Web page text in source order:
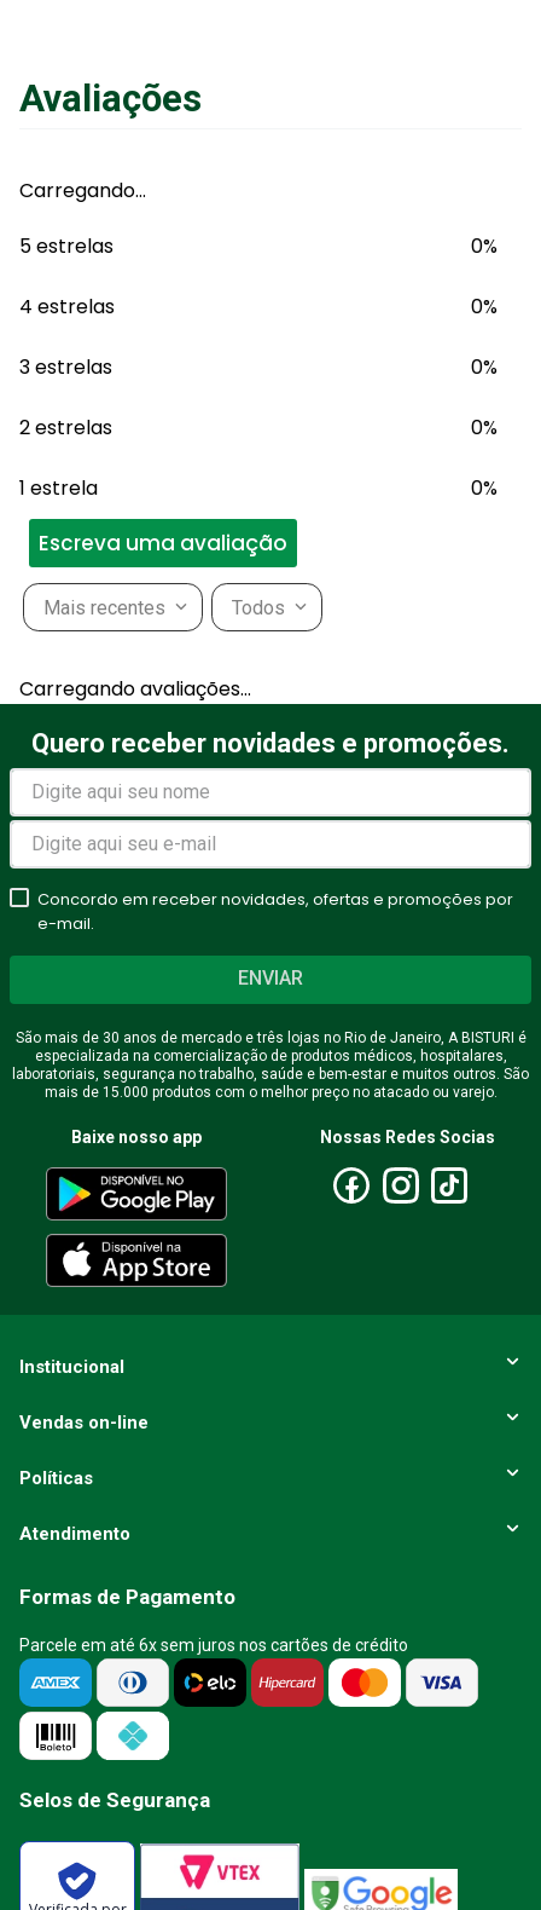
Adicionar ao Carrinho
Avaliações
Carregando…
5 estrelas
0%
4 estrelas 0%
3 estrelas 0%
2 estrelas 0%
1 estrela 0%
Escreva uma avaliação
Avalie o produto de 1 a 5
estrelas
★★★★★
Seu nome
Endereço de email
Escreva uma avaliação
ENVIAR AVALIAÇÃO
Mais recentes Todos
Carregando avaliações…
Quero receber novidades e promoções.
Concordo em receber novidades, ofertas e promoções por
e-mail.
ENVIAR
São mais de 30 anos de mercado e três lojas no Rio de Janeiro, A BISTURI é
especializada na comercialização de produtos médicos, hospitalares,
laboratoriais, segurança no trabalho, saúde e bem-estar e muitos outros. São
mais de 15.000 produtos com o melhor preço no atacado ou varejo.
Baixe nosso app Nossas Redes Socias
Institucional
Vendas on-line
Políticas
Atendimento
Formas de Pagamento
Parcele em até 6x sem juros nos cartões de crédito
Selos de Segurança